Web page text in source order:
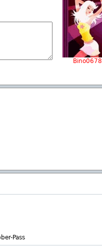
Bino0678
Pass